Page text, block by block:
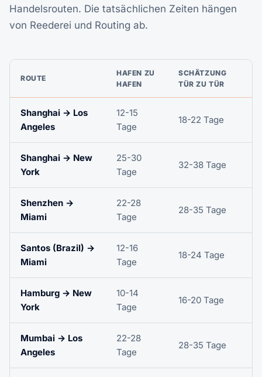
Handelsrouten. Die tatsächlichen Zeiten hängen
von Reederei und Routing ab.
ROUTE
HAFEN ZU
HAFEN
SCHÄTZUNG
TÜR ZU TÜR
Shanghai → Los
Angeles
12-15
Tage
18-22 Tage
Shanghai → New
York
25-30
Tage
32-38 Tage
Shenzhen →
Miami
22-28
Tage
28-35 Tage
Santos (Brazil) →
Miami
12-16
Tage
18-24 Tage
Hamburg → New
York
10-14
Tage
16-20 Tage
Mumbai → Los
Angeles
22-28
Tage
28-35 Tage